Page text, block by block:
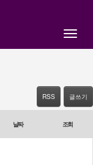
Toggle
RSS 글쓰기
날짜 조회